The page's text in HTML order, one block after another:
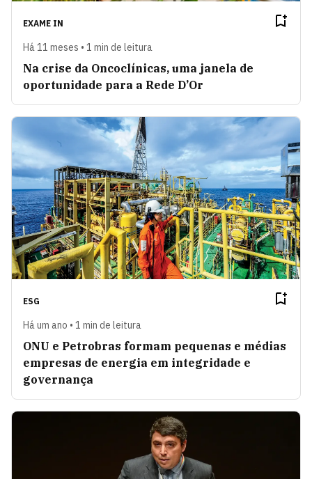
EXAME IN
Há 11 meses • 1 min de leitura
Na crise da Oncoclínicas, uma janela de
oportunidade para a Rede D’Or
ESG
Há um ano • 1 min de leitura
ONU e Petrobras formam pequenas e médias
empresas de energia em integridade e
governança